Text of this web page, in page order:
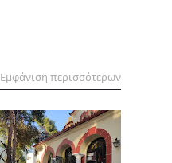
Εμφάνιση περισσότερων